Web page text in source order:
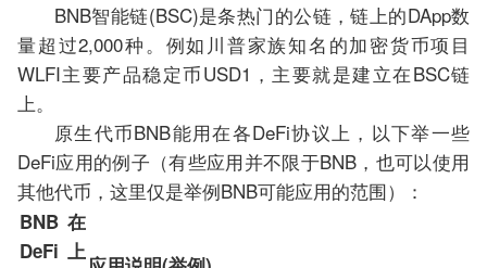
BNB智能链(BSC)是条热门的公链，链上的DApp数
量超过2,000种。例如川普家族知名的加密货币项目
WLFI主要产品稳定币USD1，主要就是建立在BSC链
上。
原生代币BNB能用在各DeFi协议上，以下举一些
DeFi应用的例子（有些应用并不限于BNB，也可以使用
其他代币，这里仅是举例BNB可能应用的范围）：
BNB在
DeFi上